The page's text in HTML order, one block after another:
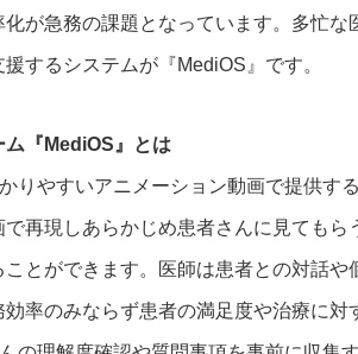
が急務の課題となっています。多忙
するシステムが『MediOS』です。
ム『MediOS』とは
りやすいアニメーション動画で提供す
再現しあらかじめ患者さんに見てもら
とができます。医師は患者との対話
率のみならず患者の満足度や治療に